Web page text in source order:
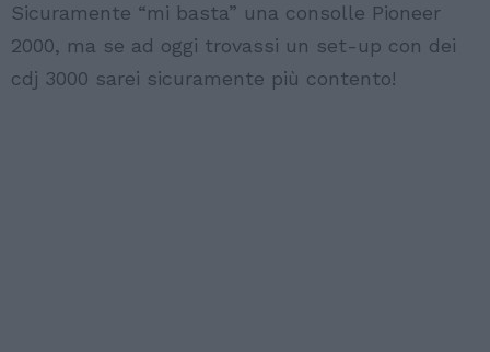
Sicuramente “mi basta” una consolle Pioneer
2000, ma se ad oggi trovassi un set-up con dei
cdj 3000 sarei sicuramente più contento!